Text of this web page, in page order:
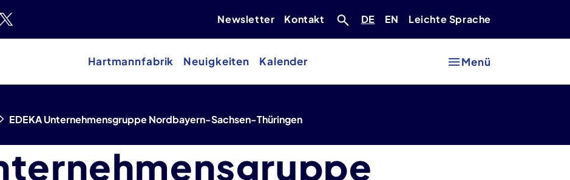
Newsletter Kontakt Deutsch
DE Englisch
EN Leichte Sprache
Hartmannfabrik Neuigkeiten Kalender Menü
EDEKA Unternehmensgruppe Nordbayern-Sachsen-Thüringen